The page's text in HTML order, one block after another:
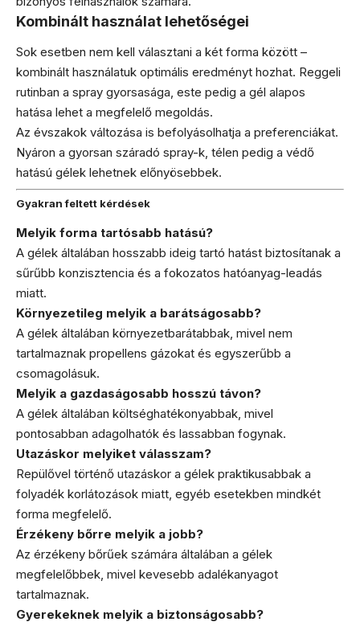
Kombinált használat lehetőségei
Sok esetben nem kell választani a két forma között –
kombinált használatuk optimális eredményt hozhat. Reggeli
rutinban a spray gyorsasága, este pedig a gél alapos
hatása lehet a megfelelő megoldás.
Az évszakok változása is befolyásolhatja a preferenciákat.
Nyáron a gyorsan száradó spray-k, télen pedig a védő
hatású gélek lehetnek előnyösebbek.
Gyakran feltett kérdések
Melyik forma tartósabb hatású?
A gélek általában hosszabb ideig tartó hatást biztosítanak a
sűrűbb konzisztencia és a fokozatos hatóanyag-leadás
miatt.
Környezetileg melyik a barátságosabb?
A gélek általában környezetbarátabbak, mivel nem
tartalmaznak propellens gázokat és egyszerűbb a
csomagolásuk.
Melyik a gazdaságosabb hosszú távon?
A gélek általában költséghatékonyabbak, mivel
pontosabban adagolhatók és lassabban fogynak.
Utazáskor melyiket válasszam?
Repülővel történő utazáskor a gélek praktikusabbak a
folyadék korlátozások miatt, egyéb esetekben mindkét
forma megfelelő.
Érzékeny bőrre melyik a jobb?
Az érzékeny bőrűek számára általában a gélek
megfelelőbbek, mivel kevesebb adalékanyagot
tartalmaznak.
Gyerekeknek melyik a biztonságosabb?